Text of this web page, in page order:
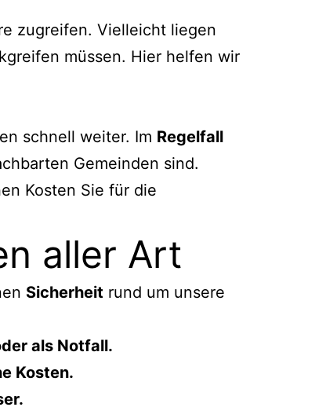
zugreifen. Vielleicht liegen
müssen. Hier helfen wir
schnell weiter. Im Regelfall
Gemeinden sind.
Kosten Sie für die
aller Art
Sicherheit rund um unsere
als Notfall.
Kosten.